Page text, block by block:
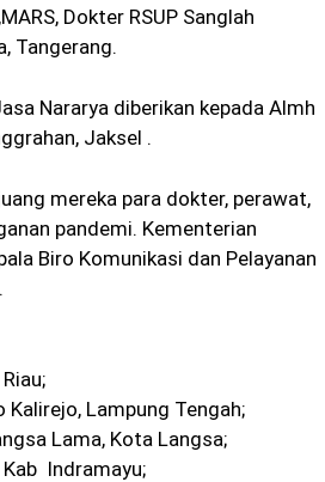
Dokter RSUP Sanglah
Tangerang.
Nararya diberikan kepada Almh
Jaksel .
mereka para dokter, perawat,
pandemi. Kementerian
Biro Komunikasi dan Pelayanan
Lampung Tengah;
Lama, Kota Langsa;
Indramayu;